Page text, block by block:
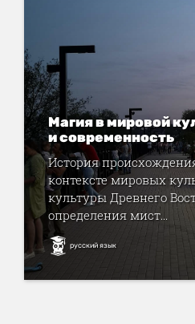
Магия в мировой
и современность
История
контексте мировых
культуры Древнего
определения мист...
русский язык